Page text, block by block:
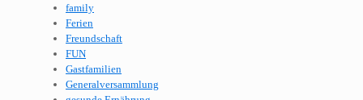
family
Ferien
Freundschaft
FUN
Gastfamilien
Generalversammlung